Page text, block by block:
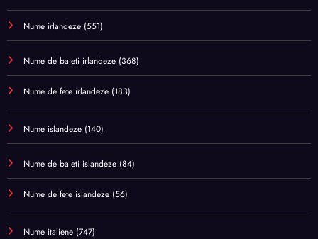
Nume irlandeze (551)
Nume de baieti irlandeze (368)
Nume de fete irlandeze (183)
Nume islandeze (140)
Nume de baieti islandeze (84)
Nume de fete islandeze (56)
Nume italiene (747)